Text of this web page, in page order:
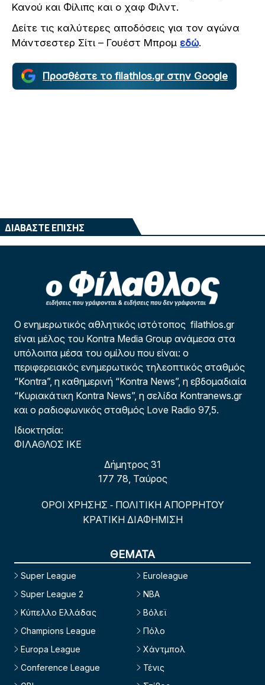
Κανού και Φίλιπς και ο χαφ Φιλντ.
Δείτε τις καλύτερες αποδόσεις για τον αγώνα
Μάντσεστερ Σίτι – Γουέστ Μπρομ εδώ.
Προσθέστε το filathlos.gr στην Google
ΔΙΑΒΑΣΤΕ ΕΠΙΣΗΣ
Ο ενημερωτικός αθλητικός ιστότοπος filathlos.gr
είναι μέλος του Kontra Media Group ανάμεσα στα
υπόλοιπα μέσα του ομίλου που είναι: ο
περιφερειακός ενημερωτικός τηλεοπτικός σταθμός
“Kontra”, η καθημερινή “Kontra News”, η εβδομαδιαία
“Κυριακάτικη Kontra News”, η σελίδα Kontranews.gr
και ο ραδιοφωνικός σταθμός Love Radio 97,5.
Ιδιοκτησία:
ΦΙΛΑΘΛΟΣ ΙΚΕ
Δήμητρος 31
177 78, Ταύρος
ΟΡΟΙ ΧΡΗΣΗΣ - ΠΟΛΙΤΙΚΗ ΑΠΟΡΡΗΤΟΥ
ΚΡΑΤΙΚΗ ΔΙΑΦΗΜΙΣΗ
ΘΕΜΑΤΑ
Super League
Super League 2
Κύπελλο Ελλάδας
Champions League
Europa League
Conference League
Euroleague
NBA
Βόλεϊ
Πόλο
Χάντμπολ
Τένις